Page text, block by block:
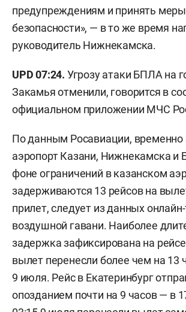
предупреждениям и принять меры
безопасности», — в то же время
руководитель Нижнекамска.
UPD 07:24. Угрозу атаки БПЛА на
Закамья отменили, говорится в
официальном приложении МЧС
По данным Росавиации, временно
аэропорт Казани, Нижнекамска и
фоне ограничений в казанском
задерживаются 13 рейсов на
прилет, следует из данных
воздушной гавани. Наиболее
задержка зафиксирована на
вылет перенесли более чем на 13
9 июля. Рейс в Екатеринбург
опозданием почти на 9 часов — в